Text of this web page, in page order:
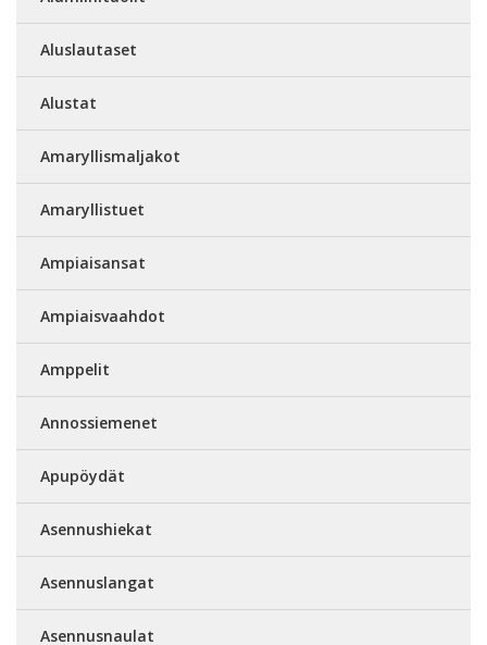
Aluslautaset
Alustat
Amaryllismaljakot
Amaryllistuet
Ampiaisansat
Ampiaisvaahdot
Amppelit
Annossiemenet
Apupöydät
Asennushiekat
Asennuslangat
Asennusnaulat